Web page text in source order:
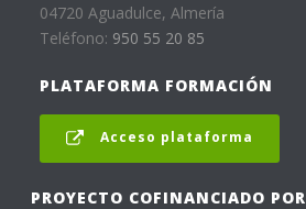
04720 Aguadulce, Almería
Teléfono: 950 55 20 85
PLATAFORMA FORMACIÓN
Acceso plataforma
PROYECTO COFINANCIADO POR